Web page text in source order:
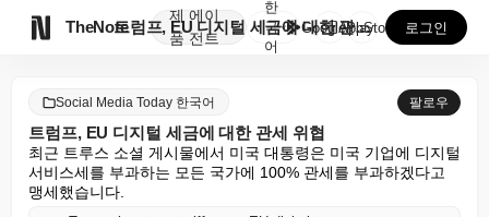
TheNote
제
품
에이
전트
트럼프, EU 디지털 세금에 대한 관세 위협
한
국
어
GooglePlay
AppStore 로그인
Social Media Today 한국어 팔로우
트럼프, EU 디지털 세금에 대한 관세 위협
최근 트루스 소셜 게시물에서 미국 대통령은 미국 기업에 디지털
서비스세를 부과하는 모든 국가에 100% 관세를 부과하겠다고
맹세했습니다.